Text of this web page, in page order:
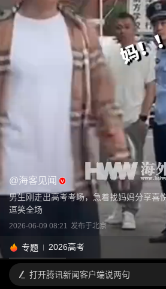
@海客见闻
男生刚走出高考考场，急着找妈妈分享喜
逗笑全场
2026-06-09 08:21 发布于北京
专题 2026高考
打开腾讯新闻客户端说两句